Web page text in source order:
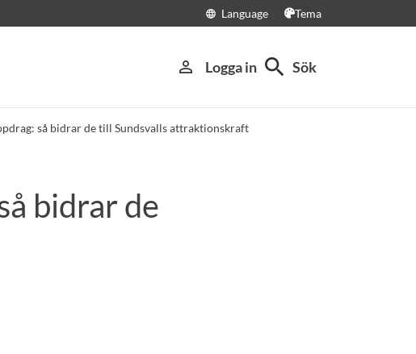
language Language Tema
person_outline Logga in search Sök
så bidrar de till Sundsvalls attraktionskraft
bidrar de